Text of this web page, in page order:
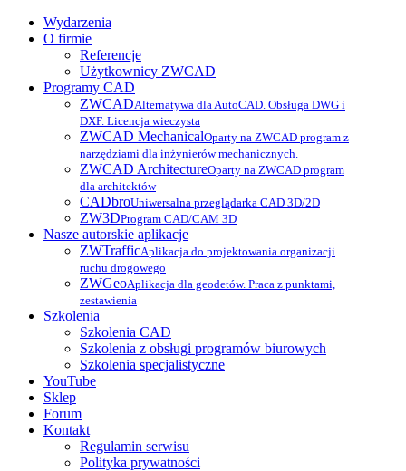
Wydarzenia
O firmie
Referencje
Użytkownicy ZWCAD
Programy CAD
ZWCADAlternatywa dla AutoCAD. Obsługa DWG i
DXF. Licencja wieczysta
ZWCAD MechanicalOparty na ZWCAD program z
narzędziami dla inżynierów mechanicznych.
ZWCAD ArchitectureOparty na ZWCAD program
dla architektów
CADbroUniwersalna przeglądarka CAD 3D/2D
ZW3DProgram CAD/CAM 3D
Nasze autorskie aplikacje
ZWTrafficAplikacja do projektowania organizacji
ruchu drogowego
ZWGeoAplikacja dla geodetów. Praca z punktami,
zestawienia
Szkolenia
Szkolenia CAD
Szkolenia z obsługi programów biurowych
Szkolenia specjalistyczne
YouTube
Sklep
Forum
Kontakt
Regulamin serwisu
Polityka prywatności